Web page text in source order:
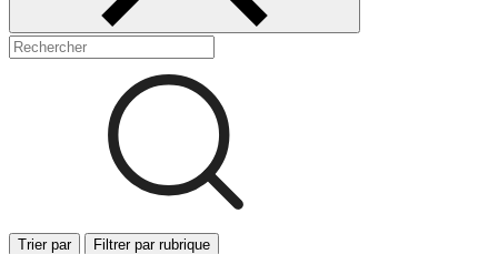
Trier par Filtrer par rubrique